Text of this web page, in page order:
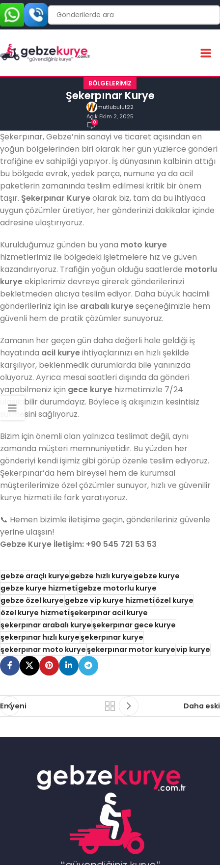
BÖLGELERIMIZ
Şekerpınar Kurye
mutlubulut22
Açık Ekim 2, 2025
0
Şekerpınar, Gebze’nin sanayi ve ticaret açısından en
yoğun bölgelerinden biri olarak her gün yüzlerce gönderi
trafiğine ev sahipliği yapıyor. İş dünyasının kalbinin attığı
bu bölgede evrak, yedek parça, numune ya da acil
paketlerin zamanında teslim edilmesi kritik bir önem
taşır. Şekerpınar Kuryeolarak biz, tam da bu ihtiyaca
uygun çözümler üretiyor, her gönderinizi dakikalar içinde
adresine ulaştırıyoruz.
Kurulduğumuz günden bu yana moto kurye
hizmetlerimiz ile bölgedeki işletmelere hız ve güven
kazandırıyoruz. Trafiğin yoğun olduğu saatlerde motorlu
kuryeekiplerimiz devreye girerek gönderilerinizi
bekletmeden alıcıya teslim ediyor. Daha büyük hacimli
gönderileriniz için ise arabalı kuryeseçeneğimizle hem
güvenli hem de pratik çözümler sunuyoruz.
Zamanın her geçen gün daha değerli hale geldiği iş
hayatında acil kuryeihtiyaçlarınızı en hızlı şekilde
karşılıyor, beklenmedik durumlarda bile yanınızda
oluyoruz. Ayrıca mesai saatleri dışında da gönderi
yapabilmeniz için gece kurye hizmetimizle 7/24
ulaşılabilir durumdayız. Böylece iş akışınızın kesintisiz
sürmesini sağlıyoruz.
Bizim için önemli olan yalnızca teslimat değil, aynı
zamanda müşteri memnuniyetidir. Bu yüzden her
gönderiyi kendi işimiz gibi görüp özenle teslim ediyoruz.
Şekerpınar’da hem bireysel hem de kurumsal
müşterilerimize özel çözümler sunuyor, hızlı ve güvenilir
kurye hizmeti ile fark yaratıyoruz.
📞 Hemen bizimle iletişime geçin, gönderileriniz güvenle
yerine ulaşsın!
Gebze Kurye İletişim: +90 545 721 53 53
gebze araçlı kuryegebze hızlı kuryegebze kurye
gebze kurye hizmetigebze motorlu kurye
gebze özel kuryegebze vip kurye hizmetiözel kurye
özel kurye hizmetişekerpınar acil kurye
şekerpınar arabalı kuryeşekerpınar gece kurye
şekerpınar hızlı kuryeşekerpınar kurye
şekerpınar moto kuryeşekerpınar motor kuryevip kurye
En yeni Daha eski